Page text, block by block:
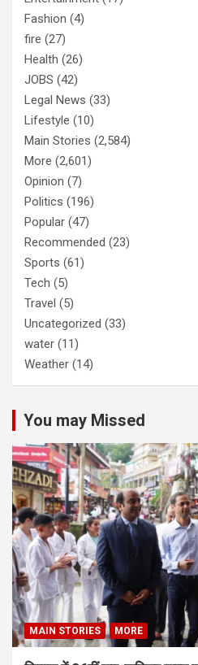
Fashion (4)
fire (27)
Health (26)
JOBS (42)
Legal News (33)
Lifestyle (10)
Main Stories (2,584)
More (2,601)
Opinion (7)
Politics (196)
Popular (47)
Recommended (23)
Sports (61)
Tech (5)
Travel (5)
Uncategorized (33)
water (11)
Weather (14)
You may Missed
MAIN STORIES MORE